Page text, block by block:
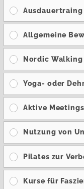
Ausdauertraing
Allgemeine
Nordic
Yoga- oder
Aktive
Nutzung von
Pilates zur
Kurse für